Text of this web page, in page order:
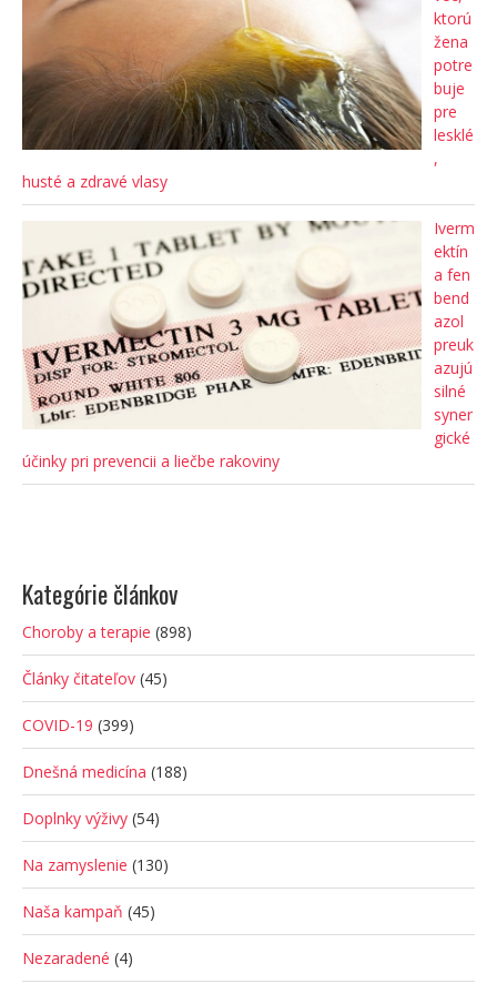
ktorú
žena
potre
buje
pre
lesklé
,
husté a zdravé vlasy
Iverm
ektín
a fen
bend
azol
preuk
azujú
silné
syner
gické
účinky pri prevencii a liečbe rakoviny
Kategórie článkov
Choroby a terapie (898)
Články čitateľov (45)
COVID-19 (399)
Dnešná medicína (188)
Doplnky výživy (54)
Na zamyslenie (130)
Naša kampaň (45)
Nezaradené (4)